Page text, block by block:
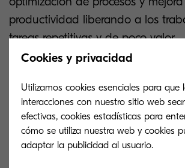
productividad liberando a los
tareas repetitivas y de poco valor.
Cookies y privacidad
Utilizamos cookies esenciales para que
interacciones con nuestro sitio web
efectivas, cookies estadísticas para
cómo se utiliza nuestra web y cookies
adaptar la publicidad al usuario.